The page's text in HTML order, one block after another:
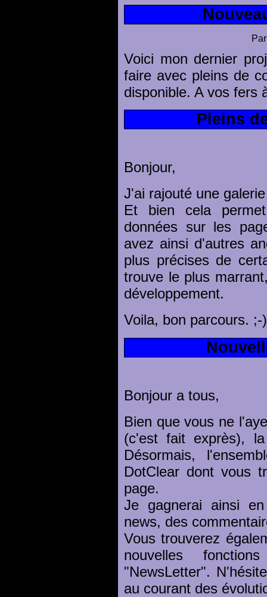
Voici mon dernier
faire avec pleins de
disponible. A vos fers
Pleins
Bonjour,
J'ai rajouté une
Et bien cela
données sur les
avez ainsi d'autres
plus précises de
trouve le plus
développement.
Voila, bon parcours. ;-
Bonjour a tous,
Bien que vous ne
(c'est fait exprès),
Désormais,
DotClear dont vous
page.
Je gagnerai ainsi
news, des
Vous trouverez
nouvelles
"NewsLetter".
au courant des